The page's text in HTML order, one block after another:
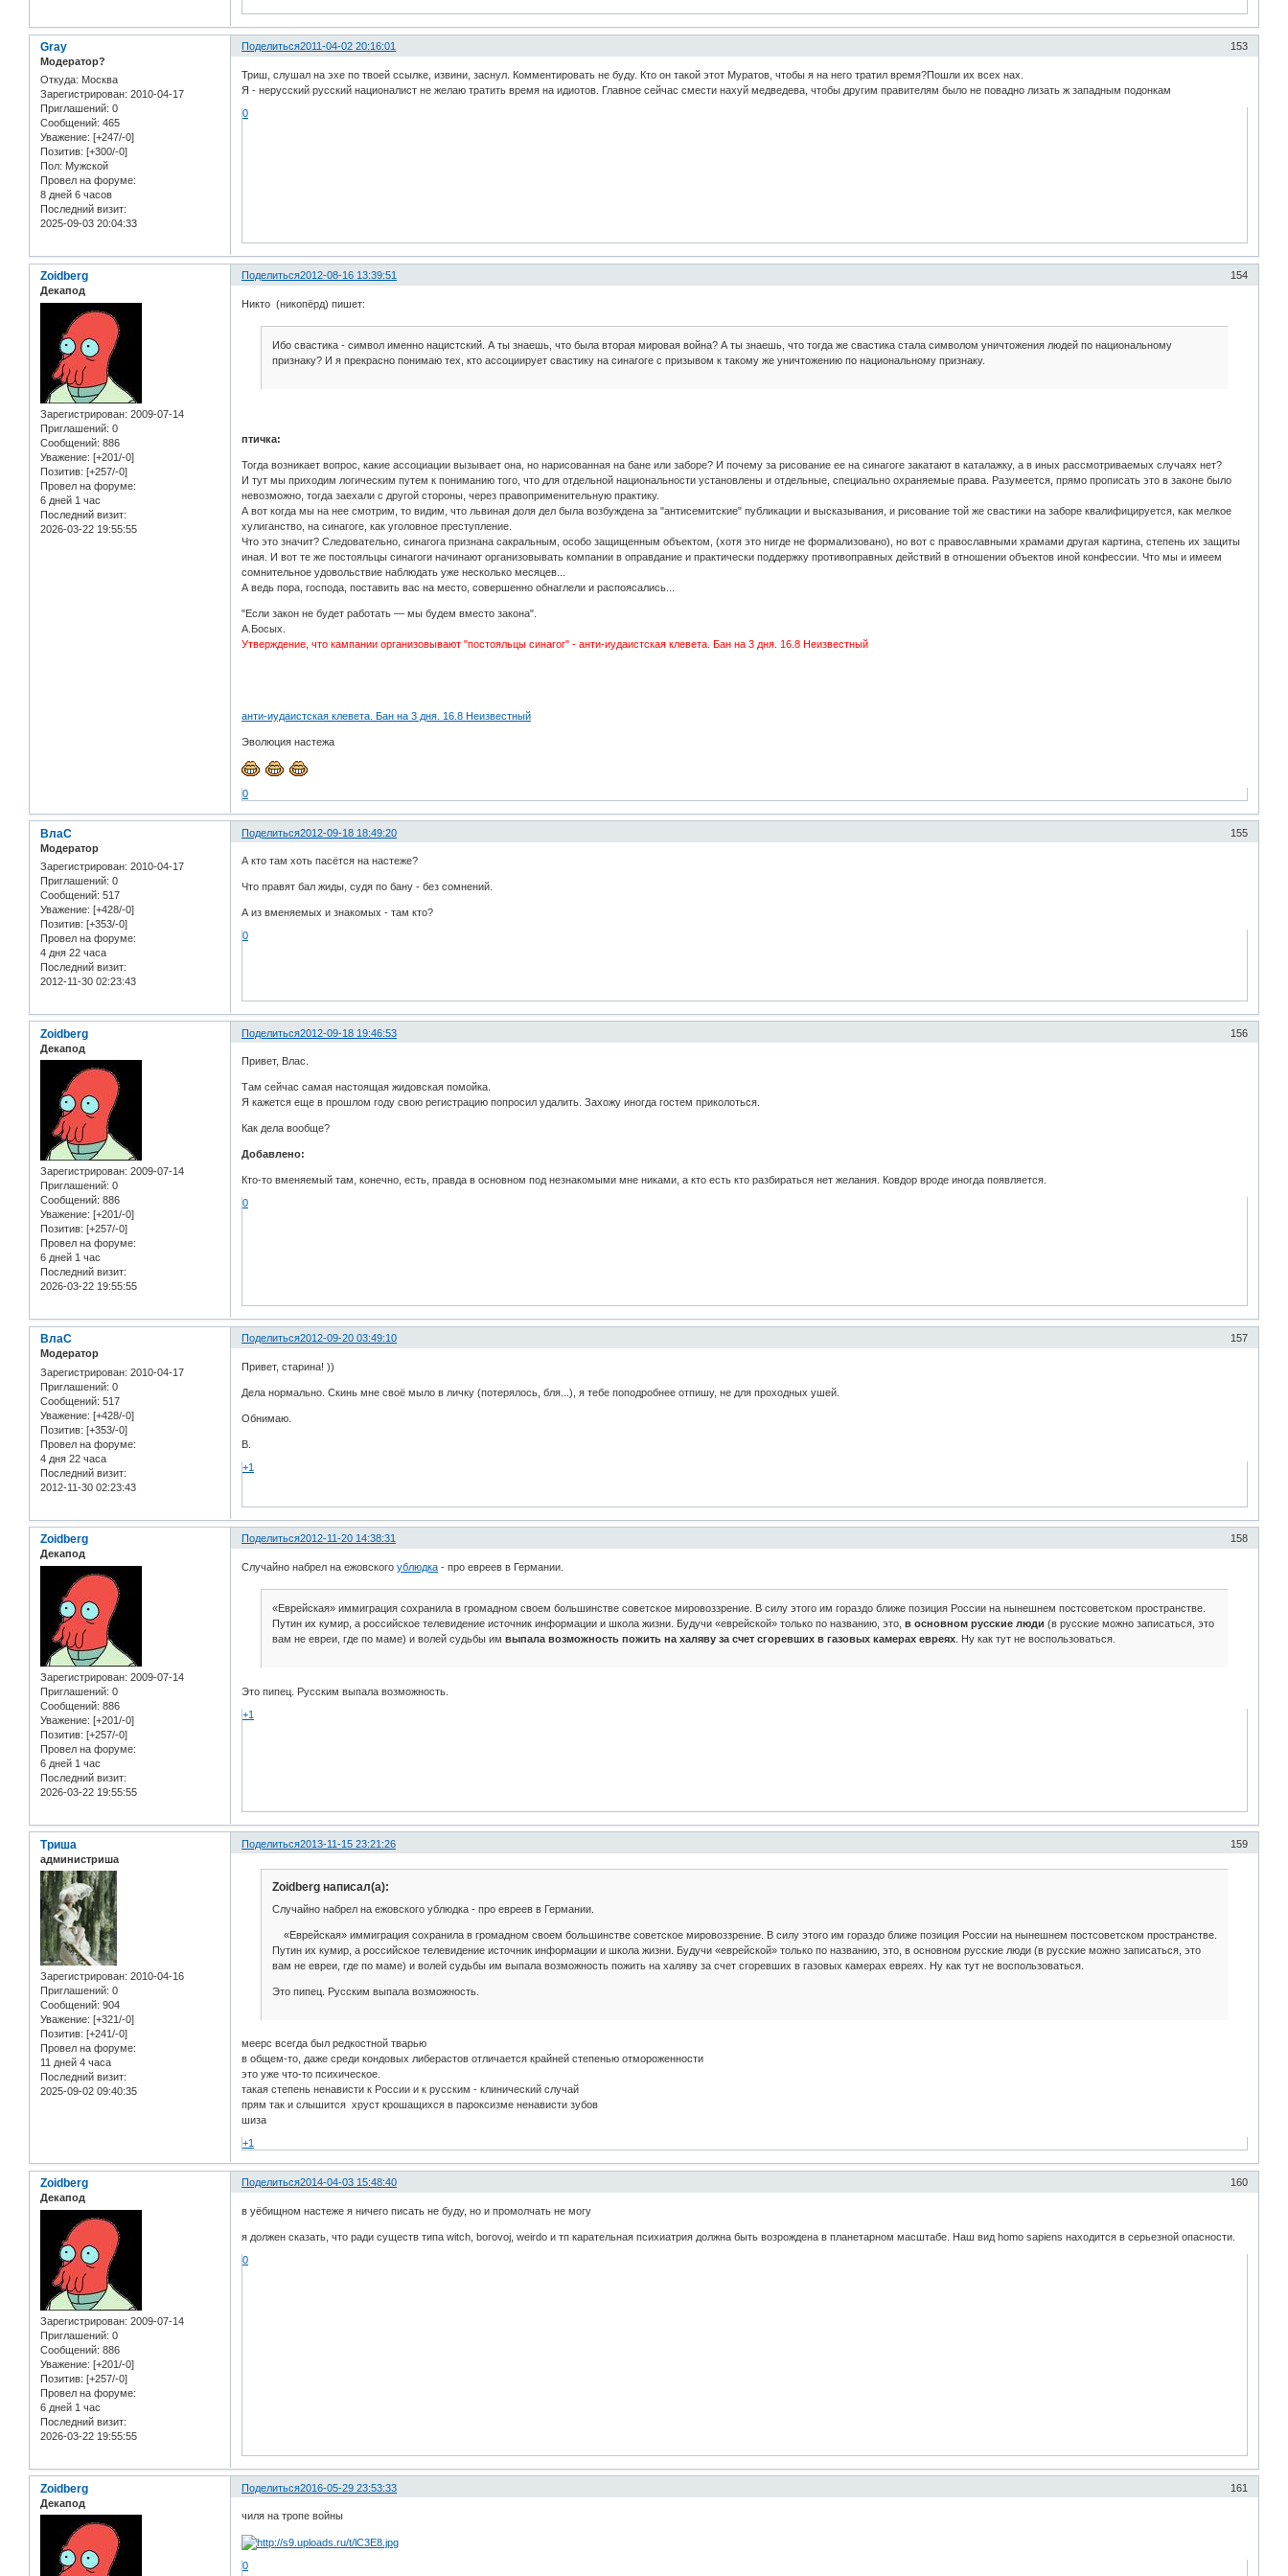
Поделиться 153
2011-04-02 20:16:01
Gray
Модератор?
Откуда: Москва
Зарегистрирован: 2010-04-17
Приглашений: 0
Сообщений: 465
Уважение: [+247/-0]
Позитив: [+300/-0]
Пол: Мужской
Провел на форуме:
8 дней 6 часов
Последний визит:
2025-09-03 20:04:33
Триш, слушал на эхе по твоей ссылке, извини, заснул. Комментировать не буду. Кто он такой этот Муратов, чтобы я на него тратил время?Пошли их всех нах.
Я - нерусский русский националист не желаю тратить время на идиотов. Главное сейчас смести нахуй медведева, чтобы другим правителям было не повадно лизать ж западным подонкам
0
Поделиться 154
2012-08-16 13:39:51
Zoidberg
Декапод
Зарегистрирован: 2009-07-14
Приглашений: 0
Сообщений: 886
Уважение: [+201/-0]
Позитив: [+257/-0]
Провел на форуме:
6 дней 1 час
Последний визит:
2026-03-22 19:55:55
Никто (никопёрд) пишет:
Ибо свастика - символ именно нацистский. А ты знаешь, что была вторая мировая война? А ты знаешь, что тогда же свастика стала символом уничтожения людей по национальному
признаку? И я прекрасно понимаю тех, кто ассоциирует свастику на синагоге с призывом к такому же уничтожению по национальному признаку.
птичка:
Тогда возникает вопрос, какие ассоциации вызывает она, но нарисованная на бане или заборе? И почему за рисование ее на синагоге закатают в каталажку, а в иных рассмотриваемых случаях нет?
И тут мы приходим логическим путем к пониманию того, что для отдельной национальности установлены и отдельные, специально охраняемые права. Разумеется, прямо прописать это в законе было
невозможно, тогда заехали с другой стороны, через правоприменительную практику.
А вот когда мы на нее смотрим, то видим, что львиная доля дел была возбуждена за "антисемитские" публикации и высказывания, и рисование той же свастики на заборе квалифицируется, как мелкое
хулиганство, на синагоге, как уголовное преступление.
Что это значит? Следовательно, синагога признана сакральным, особо защищенным объектом, (хотя это нигде не формализовано), но вот с православными храмами другая картина, степень их защиты
иная. И вот те же постояльцы синагоги начинают организовывать компании в оправдание и практически поддержку противоправных действий в отношении объектов иной конфессии. Что мы и имеем
сомнительное удовольствие наблюдать уже несколько месяцев...
А ведь пора, господа, поставить вас на место, совершенно обнаглели и распоясались...
"Если закон не будет работать — мы будем вместо закона".
А.Босых.
Утверждение, что кампании организовывают "постояльцы синагог" - анти-иудаистская клевета. Бан на 3 дня. 16.8 Неизвестный
анти-иудаистская клевета. Бан на 3 дня. 16.8 Неизвестный
Эволюция настежа
0
Поделиться 155
2012-09-18 18:49:20
ВлаС
Модератор
Зарегистрирован: 2010-04-17
Приглашений: 0
Сообщений: 517
Уважение: [+428/-0]
Позитив: [+353/-0]
Провел на форуме:
4 дня 22 часа
Последний визит:
2012-11-30 02:23:43
А кто там хоть пасётся на настеже?
Что правят бал жиды, судя по бану - без сомнений.
А из вменяемых и знакомых - там кто?
0
Поделиться 156
2012-09-18 19:46:53
Zoidberg
Декапод
Зарегистрирован: 2009-07-14
Приглашений: 0
Сообщений: 886
Уважение: [+201/-0]
Позитив: [+257/-0]
Провел на форуме:
6 дней 1 час
Последний визит:
2026-03-22 19:55:55
Привет, Влас.
Там сейчас самая настоящая жидовская помойка.
Я кажется еще в прошлом году свою регистрацию попросил удалить. Захожу иногда гостем приколоться.
Как дела вообще?
Добавлено:
Кто-то вменяемый там, конечно, есть, правда в основном под незнакомыми мне никами, а кто есть кто разбираться нет желания. Ковдор вроде иногда появляется.
0
Поделиться 157
2012-09-20 03:49:10
ВлаС
Модератор
Зарегистрирован: 2010-04-17
Приглашений: 0
Сообщений: 517
Уважение: [+428/-0]
Позитив: [+353/-0]
Провел на форуме:
4 дня 22 часа
Последний визит:
2012-11-30 02:23:43
Привет, старина! ))
Дела нормально. Скинь мне своё мыло в личку (потерялось, бля...), я тебе поподробнее отпишу, не для проходных ушей.
Обнимаю.
В.
+1
Поделиться 158
2012-11-20 14:38:31
Zoidberg
Декапод
Зарегистрирован: 2009-07-14
Приглашений: 0
Сообщений: 886
Уважение: [+201/-0]
Позитив: [+257/-0]
Провел на форуме:
6 дней 1 час
Последний визит:
2026-03-22 19:55:55
Случайно набрел на ежовскогоублюдка - про евреев в Германии.
«Еврейская» иммиграция сохранила в громадном своем большинстве советское мировоззрение. В силу этого им гораздо ближе позиция России на нынешнем постсоветском пространстве.
Путин их кумир, а российское телевидение источник информации и школа жизни. Будучи «еврейской» только по названию, это, в основном русские люди (в русские можно записаться, это
вам не евреи, где по маме) и волей судьбы им выпала возможность пожить на халяву за счет сгоревших в газовых камерах евреях. Ну как тут не воспользоваться.
Это пипец. Русским выпала возможность.
+1
Поделиться 159
2013-11-15 23:21:26
Триша
администриша
Зарегистрирован: 2010-04-16
Приглашений: 0
Сообщений: 904
Уважение: [+321/-0]
Позитив: [+241/-0]
Провел на форуме:
11 дней 4 часа
Последний визит:
2025-09-02 09:40:35
Zoidberg написал(а):
Случайно набрел на ежовского ублюдка - про евреев в Германии.
«Еврейская» иммиграция сохранила в громадном своем большинстве советское мировоззрение. В силу этого им гораздо ближе позиция России на нынешнем постсоветском пространстве.
Путин их кумир, а российское телевидение источник информации и школа жизни. Будучи «еврейской» только по названию, это, в основном русские люди (в русские можно записаться, это
вам не евреи, где по маме) и волей судьбы им выпала возможность пожить на халяву за счет сгоревших в газовых камерах евреях. Ну как тут не воспользоваться.
Это пипец. Русским выпала возможность.
меерс всегда был редкостной тварью
в общем-то, даже среди кондовых либерастов отличается крайней степенью отмороженности
это уже что-то психическое.
такая степень ненависти к России и к русским - клинический случай
прям так и слышится хруст крошащихся в пароксизме ненависти зубов
шиза
+1
Поделиться 160
2014-04-03 15:48:40
Zoidberg
Декапод
Зарегистрирован: 2009-07-14
Приглашений: 0
Сообщений: 886
Уважение: [+201/-0]
Позитив: [+257/-0]
Провел на форуме:
6 дней 1 час
Последний визит:
2026-03-22 19:55:55
в уёбищном настеже я ничего писать не буду, но и промолчать не могу
я должен сказать, что ради существ типа witch, borovoj, weirdo и тп карательная психиатрия должна быть возрождена в планетарном масштабе. Наш вид homo sapiens находится в серьезной опасности.
0
Поделиться 161
2016-05-29 23:53:33
Zoidberg
Декапод
чиля на тропе войны
0